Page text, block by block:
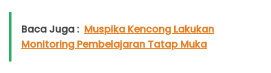
Baca Juga : Muspika Kencong Lakukan
Monitoring Pembelajaran Tatap Muka